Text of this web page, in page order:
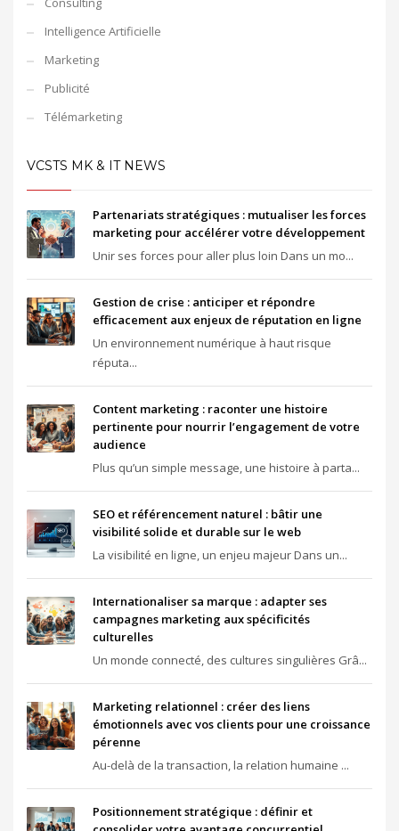
Intelligence Artificielle
Marketing
Publicité
Télémarketing
VCSTS MK & IT NEWS
Partenariats stratégiques : mutualiser les forces
marketing pour accélérer votre développement
Unir ses forces pour aller plus loin Dans un mo...
Gestion de crise : anticiper et répondre
efficacement aux enjeux de réputation en ligne
Un environnement numérique à haut risque
réputa...
Content marketing : raconter une histoire
pertinente pour nourrir l’engagement de votre
audience
Plus qu’un simple message, une histoire à parta...
SEO et référencement naturel : bâtir une
visibilité solide et durable sur le web
La visibilité en ligne, un enjeu majeur Dans un...
Internationaliser sa marque : adapter ses
campagnes marketing aux spécificités
culturelles
Un monde connecté, des cultures singulières Grâ...
Marketing relationnel : créer des liens
émotionnels avec vos clients pour une croissance
pérenne
Au-delà de la transaction, la relation humaine ...
Positionnement stratégique : définir et